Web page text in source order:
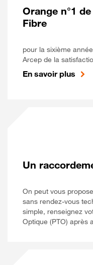
Orange n°1
Fibre
pour la sixième
Arcep de la
En savoir plus
Un
On peut vous
sans rendez-vous
simple, renseignez
Optique (PTO) après